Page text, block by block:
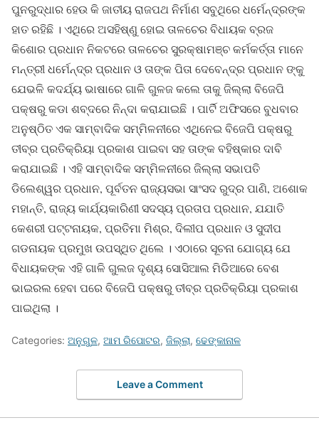
ପୁନରୁଦ୍ଧାର ହେଉ କି ଜାତୀୟ ରାଜପଥ ନିର୍ମାଣ ସବୁଥିରେ ଧର୍ମେନ୍ଦ୍ରଙ୍କ
ହାତ ରହିଛି । ଏଥିରେ ଅସହିଷ୍ଣୁ ହୋଇ ତାଳଚେର ବିଧାୟକ ବ୍ରଜ
କିଶୋର ପ୍ରଧାନ ନିକଟରେ ତାଳଚେର ସୁରକ୍ଷାମଞ୍ଚ କର୍ମକର୍ତ୍ତା ମାନେ
ମନ୍ତ୍ରୀ ଧର୍ମେନ୍ଦ୍ର ପ୍ରଧାନ ଓ ତାଙ୍କ ପିତା ଦେବେନ୍ଦ୍ର ପ୍ରଧାନ ଙ୍କୁ
ଯେଭଳି କଦର୍ଯ୍ୟ ଭାଷାରେ ଗାଳି ଗୁଳଜ କଲେ ତାକୁ ଜିଲ୍ଲା ବିଜେପି
ପକ୍ଷରୁ କଡା ଶବ୍ଦରେ ନିନ୍ଦା କରାଯାଇଛି । ପାର୍ଟି ଅଫିସରେ ବୁଧବାର
ଅନୁଷ୍ଠିତ ଏକ ସାମ୍ବାଦିକ ସମ୍ମିଳନୀରେ ଏଥିନେଇ ବିଜେପି ପକ୍ଷରୁ
ତୀବ୍ର ପ୍ରତିକ୍ରିୟା ପ୍ରକାଶ ପାଇବା ସହ ତାଙ୍କ ବହିଷ୍କାର ଦାବି
କରାଯାଇଛି । ଏହି ସାମ୍ବାଦିକ ସମ୍ମିଳନୀରେ ଜିଲ୍ଲା ସଭାପତି
ଡିଲେଶ୍ୱର ପ୍ରଧାନ, ପୂର୍ବତନ ରାଜ୍ୟସଭା ସାଂସଦ ରୁଦ୍ର ପାଣି, ଅଶୋକ
ମହାନ୍ତି, ରାଜ୍ୟ କାର୍ଯ୍ୟକାରିଣୀ ସଦସ୍ୟ ପ୍ରତାପ ପ୍ରଧାନ, ଯଯାତି
କେଶରୀ ପଟ୍ଟନାୟକ, ପ୍ରତିମା ମିଶ୍ର, ଦିଲୀପ ପ୍ରଧାନ ଓ ସୁଦୀପ
ଗଡନାୟକ ପ୍ରମୁଖ ଉପସ୍ଥିତ ଥିଲେ । ଏଠାରେ ସୂଚନା ଯୋଗ୍ୟ ଯେ
ବିଧାୟକଙ୍କ ଏହି ଗାଳି ଗୁଲଜ ଦୃଶ୍ୟ ସୋସିଆଲ ମିଡିଆରେ ବେଶ
ଭାଇରଲ ହେବା ପରେ ବିଜେପି ପକ୍ଷରୁ ତୀବ୍ର ପ୍ରତିକ୍ରିୟା ପ୍ରକାଶ
ପାଇଥିଲା ।
Categories: ଅନୁଗୁଳ, ଆମ ରିପୋଟର, ଜିଲ୍ଲା, ଢେଙ୍କାନାଳ
Leave a Comment